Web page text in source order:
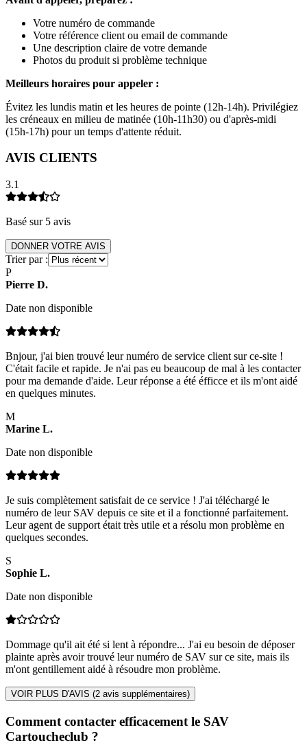
Votre numéro de commande
Votre référence client ou email de commande
Une description claire de votre demande
Photos du produit si problème technique
Meilleurs horaires pour appeler :
Évitez les lundis matin et les heures de pointe (12h-14h). Privilégiez
les créneaux en milieu de matinée (10h-11h30) ou d'après-midi
(15h-17h) pour un temps d'attente réduit.
AVIS CLIENTS
3.1
Basé sur 5 avis
DONNER VOTRE AVIS
Trier par :
P
Pierre D.
Date non disponible
Bnjour, j'ai bien trouvé leur numéro de service client sur ce-site !
C'était facile et rapide. Je n'ai pas eu beaucoup de mal à les contacter
pour ma demande d'aide. Leur réponse a été éfficce et ils m'ont aidé
en quelques minutes.
M
Marine L.
Date non disponible
Je suis complètement satisfait de ce service ! J'ai téléchargé le
numéro de leur SAV depuis ce site et il a fonctionné parfaitement.
Leur agent de support était très utile et a résolu mon problème en
quelques secondes.
S
Sophie L.
Date non disponible
Dommage qu'il ait été si lent à répondre... J'ai eu besoin de déposer
plainte après avoir trouvé leur numéro de SAV sur ce site, mais ils
m'ont gentillement aidé à résoudre mon problème.
VOIR PLUS D'AVIS (2 avis supplémentaires)
Comment contacter efficacement le SAV
Cartoucheclub ?